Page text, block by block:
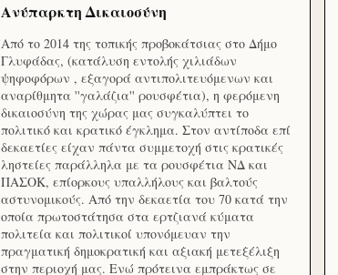
Ανύπαρκτη Δικαιοσύνη
Από το 2014 της τοπικής προβοκάτσιας στο Δήμο
Γλυφάδας, (κατάλυση εντολής χιλιάδων
ψηφοφόρων , εξαγορά αντιπολιτευόμενων και
αναρίθμητα ''γαλάζια'' ρουσφέτια), η φερόμενη
δικαιοσύνη της χώρας μας συγκαλύπτει το
πολιτικό και κρατικό έγκλημα. Στον αντίποδα επί
δεκαετίες είχαν πάντα συμμετοχή στις κρατικές
ληστείες παράλληλα με τα ρουσφέτια ΝΔ και
ΠΑΣΟΚ, επίορκους υπαλλήλους και βαλτούς
αστυνομικούς. Από την δεκαετία του 70 κατά την
οποία πρωτοστάτησα στα ερτζιανά κύματα
πολιτεία και πολιτικοί υπονόμευαν την
πραγματική δημοκρατική και αξιακή μετεξέλιξη
στην περιοχή μας. Ενώ πρότεινα εμπράκτως σε